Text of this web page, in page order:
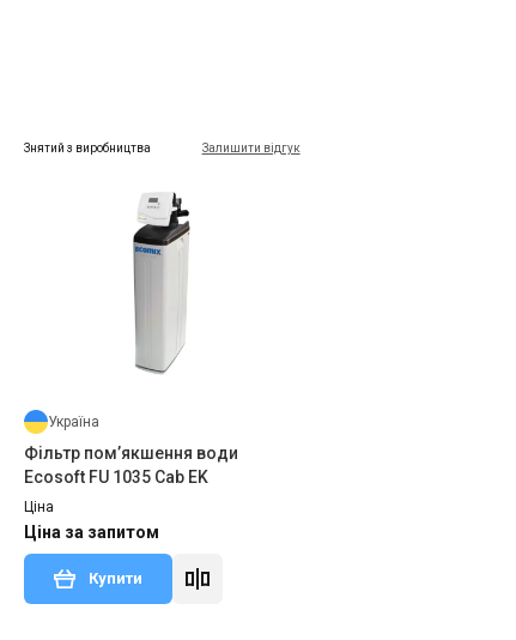
Знятий з виробництва Залишити відгук
Україна
Фільтр пом’якшення води
Ecosoft FU 1035 Cab EK
Ціна
Ціна за запитом
Купити